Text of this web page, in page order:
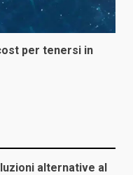
per tenersi in
alternative al